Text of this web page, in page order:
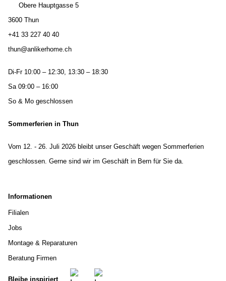
Informationen
Filialen
Jobs
Montage & Reparaturen
Beratung Firmen
Obere Hauptgasse 5
3600 Thun
+41 33 227 40 40
thun@anlikerhome.ch
Di-Fr 10:00 – 12:30, 13:30 – 18:30
Sa 09:00 – 16:00
So & Mo geschlossen
Sommerferien in Thun
Vom 12. - 26. Juli 2026 bleibt unser Geschäft wegen Sommerferien
geschlossen. Gerne sind wir im Geschäft in Bern für Sie da.
Bleibe inspiriert